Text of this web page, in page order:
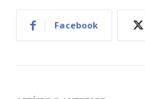
Facebook